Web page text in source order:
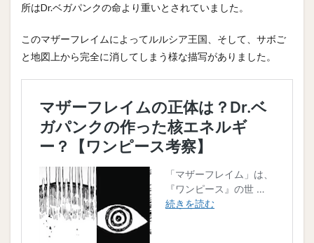
所はDr.ベガパンクの命より重いとされていました。
このマザーフレイムによってルルシア王国、そして、サボご
と地図上から完全に消してしまう様な描写がありました。